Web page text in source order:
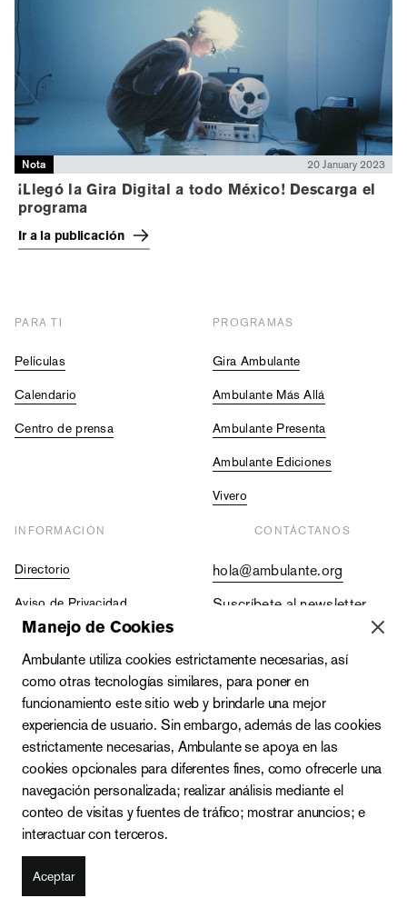
Nota 20 January 2023
¡Llegó la Gira Digital a todo México! Descarga el
programa
Ir a la publicación
PARA TI
Películas
Calendario
Centro de prensa
PROGRAMAS
Gira Ambulante
Ambulante Más Allá
Ambulante Presenta
Ambulante Ediciones
Vivero
INFORMACIÓN
Directorio
Aviso de Privacidad
Contraloría Social
CONTÁCTANOS
hola@ambulante.org
Suscríbete al newsletter
+52 (55) 4333 2019
Zacatecas 142-A, Roma Norte, Cuauhtémoc, C.P. 06700,
Manejo de Cookies
Ambulante utiliza cookies estrictamente necesarias, así
como otras tecnologías similares, para poner en
funcionamiento este sitio web y brindarle una mejor
experiencia de usuario. Sin embargo, además de las cookies
estrictamente necesarias, Ambulante se apoya en las
cookies opcionales para diferentes fines, como ofrecerle una
navegación personalizada; realizar análisis mediante el
conteo de visitas y fuentes de tráfico; mostrar anuncios; e
interactuar con terceros.
Aceptar